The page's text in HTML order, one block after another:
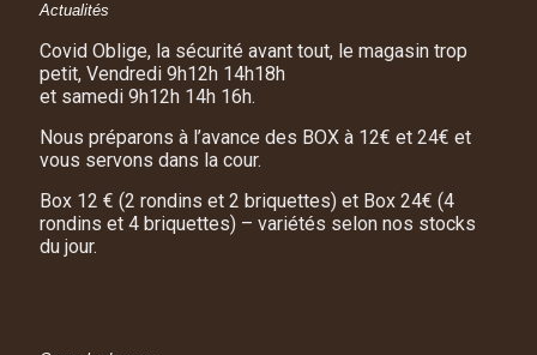
Actualités
Covid Oblige, la sécurité avant tout, le magasin trop
petit, Vendredi 9h12h 14h18h
et samedi 9h12h 14h 16h.
Nous préparons à l’avance des BOX à 12€ et 24€ et
vous servons dans la cour.
Box 12 € (2 rondins et 2 briquettes) et Box 24€ (4
rondins et 4 briquettes) – variétés selon nos stocks
du jour.